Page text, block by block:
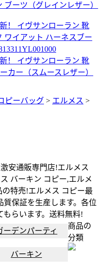
ーツ（グレインレザー）
！ イヴサンローラン 靴
ワイアット ハーネスブー
！ イヴサンローラン 靴
カー（スムースレザー）
ピーバッグ > エルメス >
安通販専門店!エルメス
バーキン コピー,エルメ
特売!エルメス コピー最
質保証を生産します。各位
もらいます。送料無料!
ーデンパーティ
バーキン
商品の
分類